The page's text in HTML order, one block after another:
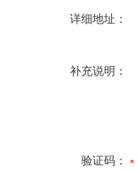
详细地址：
补充说明：
验证码：